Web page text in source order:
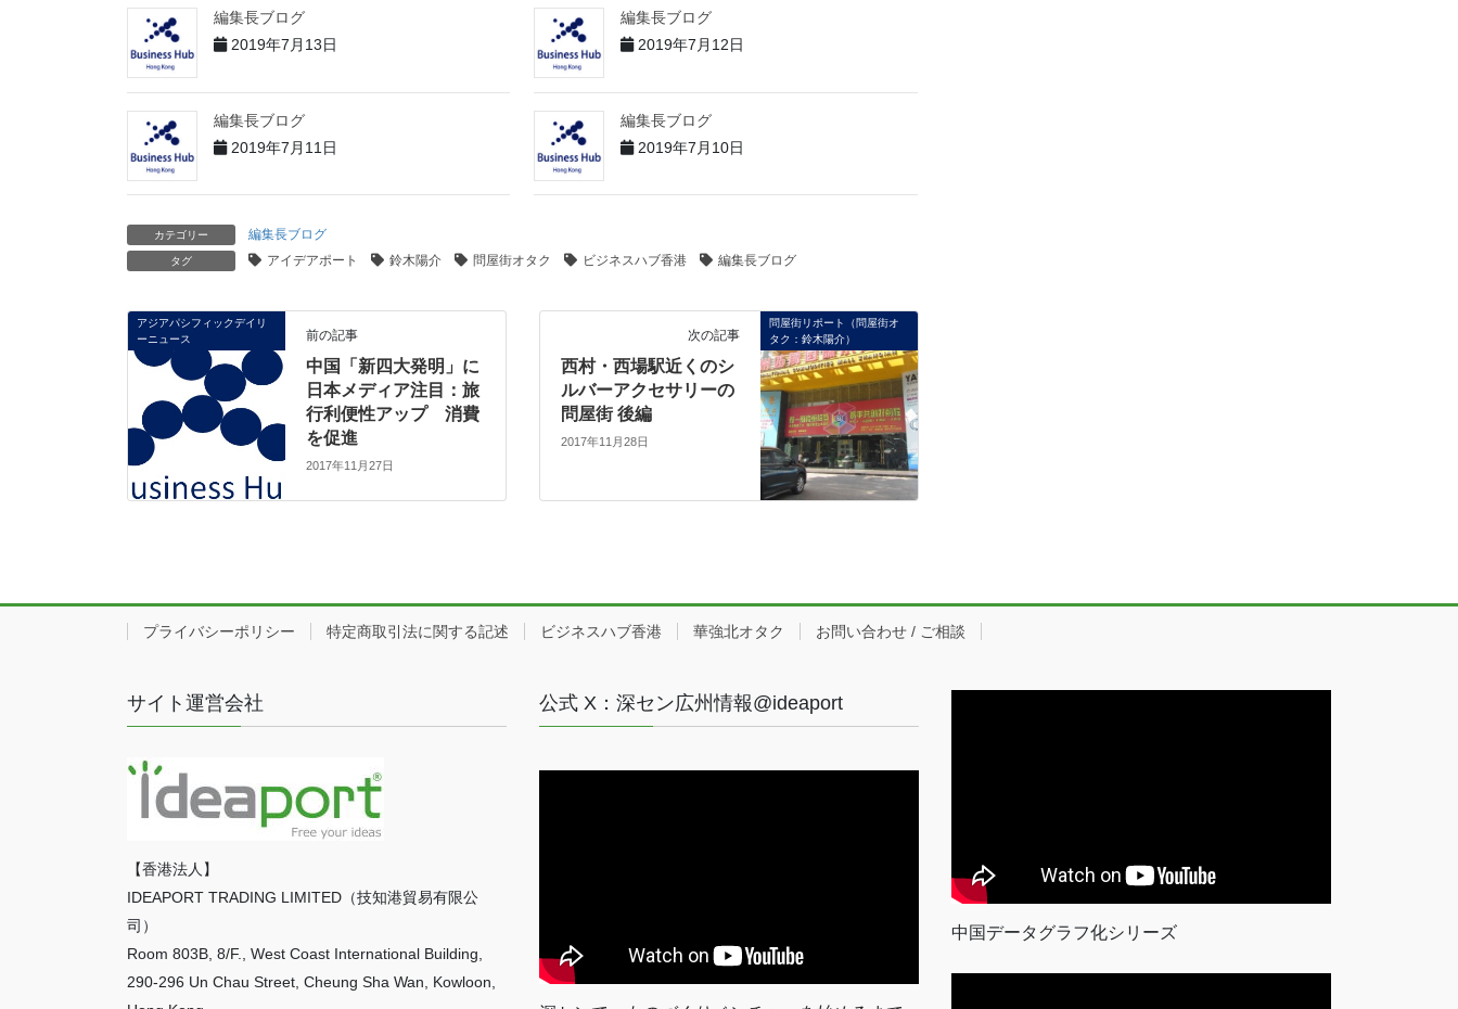
編集長ブログ
2019年7月13日
編集長ブログ
2019年7月12日
編集長ブログ
2019年7月11日
編集長ブログ
2019年7月10日
カテゴリー 編集長ブログ
タグ アイデアポート 鈴木陽介 問屋街オタク ビジネスハブ香港 編集長ブログ
アジアパシフィックデイリ
ーニュース
前の記事
中国「新四大発明」に
日本メディア注目：旅
行利便性アップ 消費
を促進
2017年11月27日
問屋街リポート（問屋街オ
タク：鈴木陽介）
次の記事
西村・西場駅近くのシ
ルバーアクセサリーの
問屋街 後編
2017年11月28日
プライバシーポリシー 特定商取引法に関する記述 ビジネスハブ香港 華強北オタク お問い合わせ / ご相談
サイト運営会社
【香港法人】
IDEAPORT TRADING LIMITED（技知港貿易有限公
司）
Room 803B, 8/F., West Coast International Building,
290-296 Un Chau Street, Cheung Sha Wan, Kowloon,
公式 X：深セン広州情報@ideaport
中国データグラフ化シリーズ